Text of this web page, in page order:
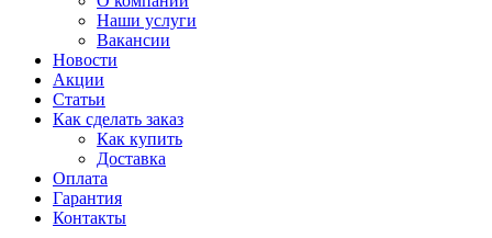
Наши услуги
Вакансии
Новости
Акции
Статьи
Как сделать заказ
Как купить
Доставка
Оплата
Гарантия
Контакты